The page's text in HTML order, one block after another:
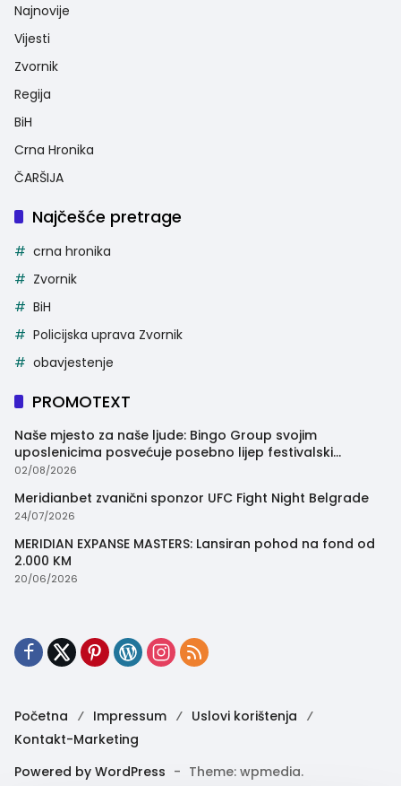
Najnovije
Vijesti
Zvornik
Regija
BiH
Crna Hronika
ČARŠIJA
Najčešće pretrage
crna hronika
Zvornik
BiH
Policijska uprava Zvornik
obavjestenje
PROMOTEXT
Naše mjesto za naše ljude: Bingo Group svojim
uposlenicima posvećuje posebno lijep festivalski
trenutak
02/08/2026
Meridianbet zvanični sponzor UFC Fight Night Belgrade
24/07/2026
MERIDIAN EXPANSE MASTERS: Lansiran pohod na fond od
2.000 KM
20/06/2026
Početna Impressum
Uslovi korištenja
Kontakt-Marketing
Powered by WordPress - Theme: wpmedia.